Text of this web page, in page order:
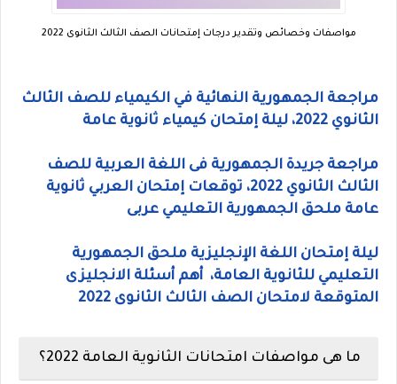
مواصفات وخصائص وتقدير درجات إمتحانات الصف الثالث الثانوى 2022
مراجعة الجمهورية النهائية في الكيمياء للصف الثالث
الثانوي 2022، ليلة إمتحان كيمياء ثانوية عامة
مراجعة جريدة الجمهورية فى اللغة العربية للصف
الثالث الثانوي 2022، توقعات إمتحان العربي ثانوية
عامة ملحق الجمهورية التعليمي عربى
ليلة إمتحان اللغة الإنجليزية ملحق الجمهورية
التعليمي للثانوية العامة، أهم أسئلة الانجليزى
المتوقعة لامتحان الصف الثالث الثانوى 2022
ما هى مواصفات امتحانات الثانوية العامة 2022؟